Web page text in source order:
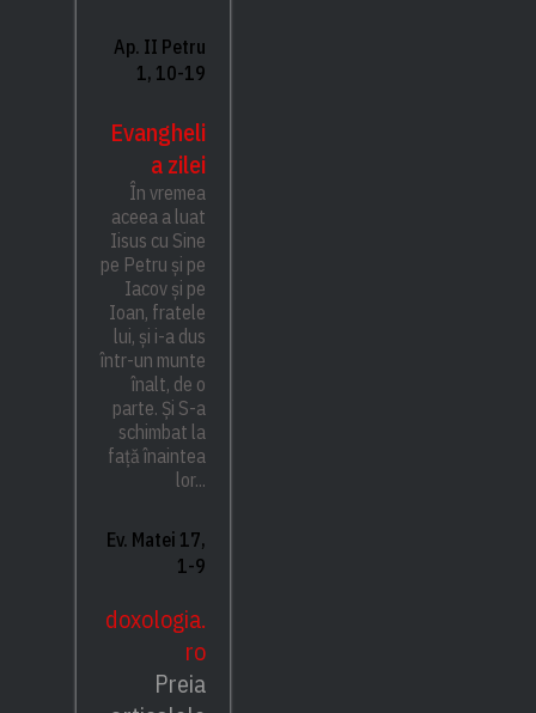
Ap. II Petru
1, 10-19
Evangheli
a zilei
În vremea
aceea a luat
Iisus cu Sine
pe Petru și pe
Iacov și pe
Ioan, fratele
lui, și i-a dus
într-un munte
înalt, de o
parte. Și S-a
schimbat la
față înaintea
lor...
Ev. Matei 17,
1-9
doxologia.
ro
Preia